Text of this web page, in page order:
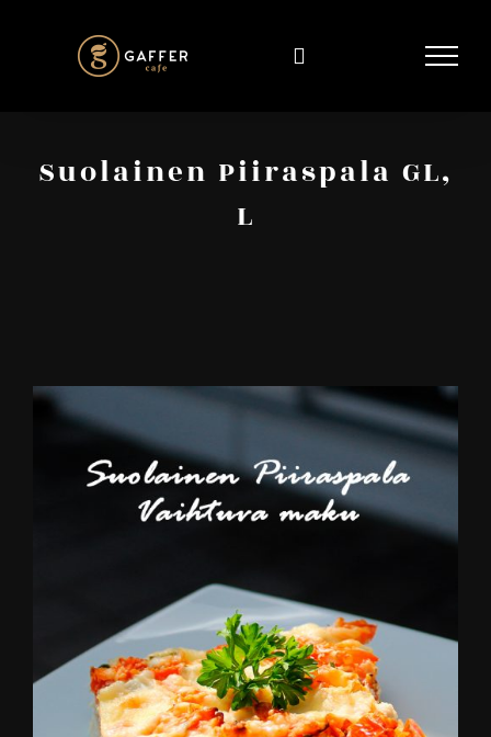
Suolainen Piiraspala GL,
L